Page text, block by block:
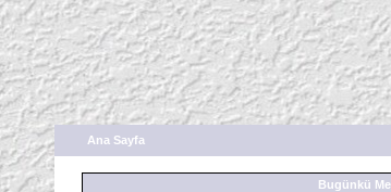
Ana Sayfa
Bugünkü